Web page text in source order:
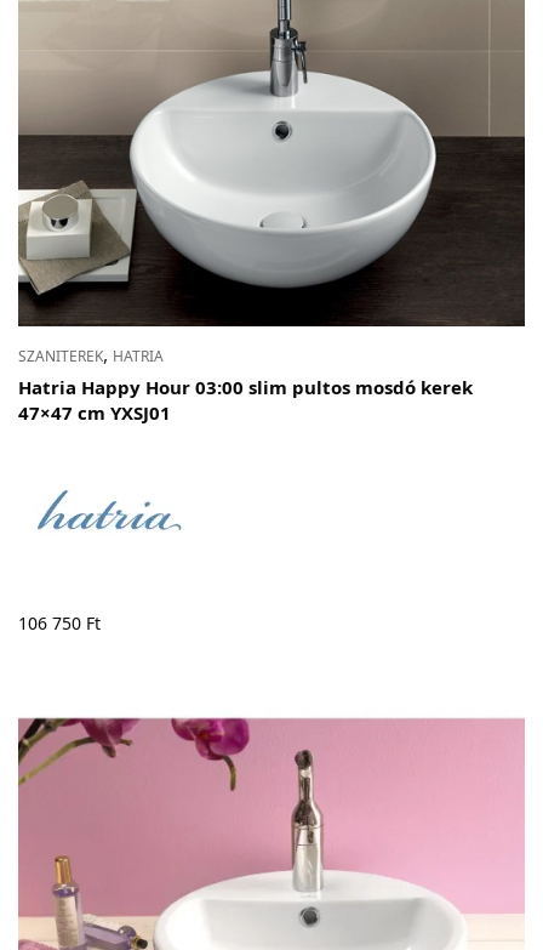
SZANITEREK, HATRIA
Hatria Happy Hour 03:00 slim pultos mosdó kerek
47×47 cm YXSJ01
106 750 Ft